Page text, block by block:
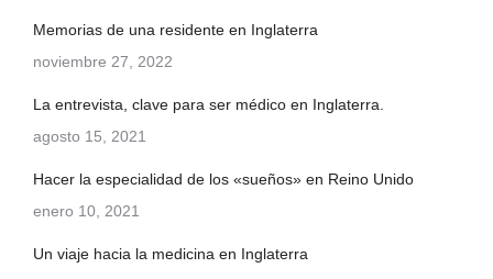
Memorias de una residente en Inglaterra
noviembre 27, 2022
La entrevista, clave para ser médico en Inglaterra.
agosto 15, 2021
Hacer la especialidad de los «sueños» en Reino Unido
enero 10, 2021
Un viaje hacia la medicina en Inglaterra